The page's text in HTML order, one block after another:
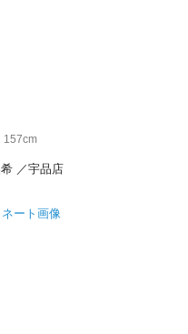
宇品店
157cm